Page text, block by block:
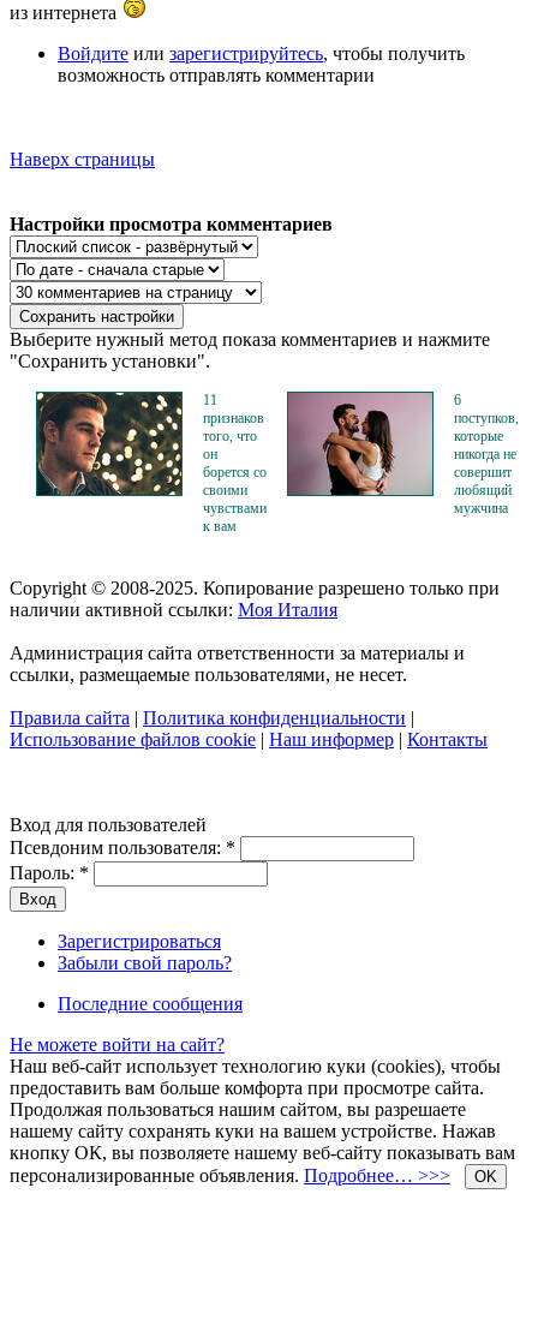
из интернета
Войдите или зарегистрируйтесь, чтобы получить
возможность отправлять комментарии
Наверх страницы
Настройки просмотра комментариев
Выберите нужный метод показа комментариев и нажмите
"Сохранить установки".
11
признаков
того, что
он
борется со
своими
чувствами
к вам
6
поступков,
которые
никогда не
совершит
любящий
мужчина
Copyright © 2008-2025. Копирование разрешено только при
наличии активной ссылки: Моя Италия
Администрация сайта ответственности за материалы и
ссылки, размещаемые пользователями, не несет.
Правила сайта | Политика конфиденциальности |
Использование файлов cookie | Наш информер | Контакты
Вход для пользователей
Псевдоним пользователя: *
Пароль: *
Зарегистрироваться
Забыли свой пароль?
Последние сообщения
Не можете войти на сайт?
Наш веб-сайт использует технологию куки (cookies), чтобы
предоставить вам больше комфорта при просмотре сайта.
Продолжая пользоваться нашим сайтом, вы разрешаете
нашему сайту сохранять куки на вашем устройстве. Нажав
кнопку ОК, вы позволяете нашему веб-сайту показывать вам
персонализированные объявления. Подробнее… >>> OK